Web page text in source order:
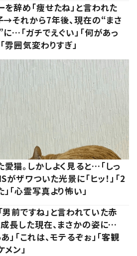
を辞め「痩せたね」と言われた
→それから7年後、現在の“まさ
…「ガチでえぐい」「何があっ
雰囲気変わりすぎ」
猫。しかしよく見ると…「しっ
がザワついた光景に「ヒッ！」「2
「心霊写真より怖い」
男前ですね」と言われていた赤
成長した現在、まさかの姿に…
」「これは、モテるぞぉ」「客観
ン」